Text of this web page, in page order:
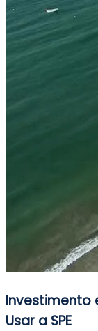
Investimento
Usar a SPE